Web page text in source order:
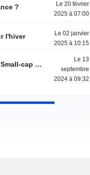
?
Le 20 février
2025 à 07:00
l'hiver
Le 02 janvier
2025 à 10:15
Small-cap …
Le 13
septembre
2024 à 09:32